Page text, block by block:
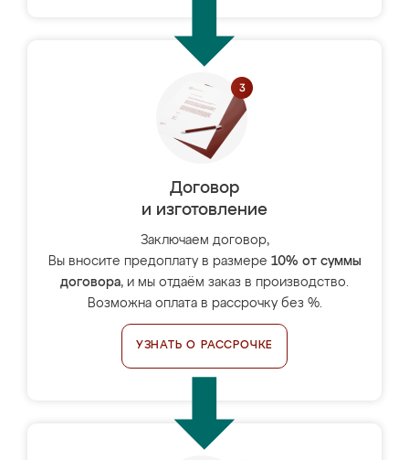
Договор
и изготовление
Заключаем договор,
Вы вносите предоплату в размере 10% от суммы
договора, и мы отдаём заказ в производство.
Возможна оплата в рассрочку без %.
УЗНАТЬ О РАССРОЧКЕ